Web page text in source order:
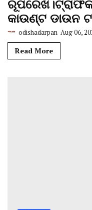
କାଉଣ୍ଟ ଡାଉନ
odishadarpan Aug 06,
Read More